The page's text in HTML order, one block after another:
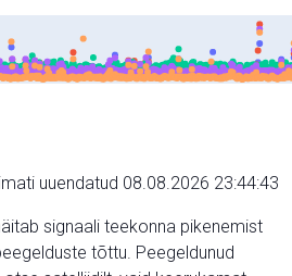
uuendatud 08.08.2026 23:44:43
signaali teekonna pikenemist
tõttu. Peegeldunud